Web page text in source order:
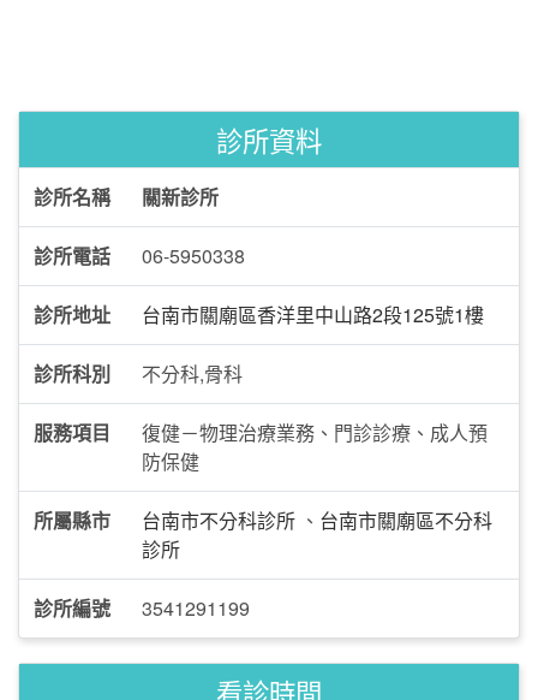
診所資料
診所名稱 關新診所
診所電話 06-5950338
診所地址 台南市關廟區香洋里中山路2段125號1樓
診所科別 不分科,骨科
服務項目
復健－物理治療業務、門診診療、成人預
防保健
所屬縣市 台南市不分科診所 、 台南市關廟區不分科
診所
診所編號 3541291199
看診時間